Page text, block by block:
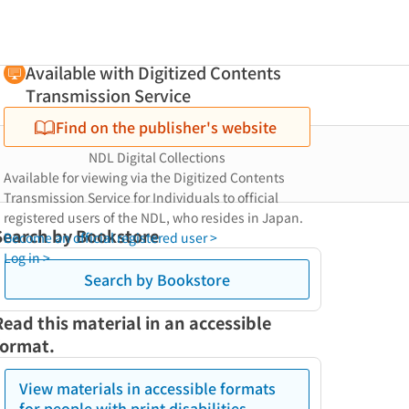
Available with Digitized Contents
Transmission Service
Find on the publisher's website
NDL Digital Collections
Available for viewing via the Digitized Contents
Transmission Service for Individuals to official
registered users of the NDL, who resides in Japan.
Become an official registered user >
Log in >
by Bookstore
Search by Bookstore
this material in an accessible
View materials in accessible formats